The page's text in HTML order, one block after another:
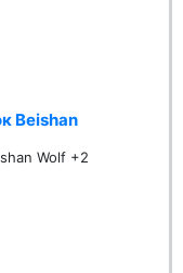
Beishan
Wolf +2